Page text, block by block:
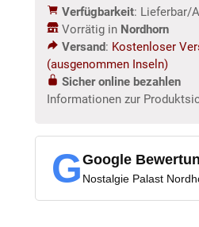
Verfügbarkeit: Lieferbar/
Vorrätig in Nordhorn
Versand: Kostenloser
(ausgenommen Inseln)
Sicher online bezahlen
Informationen zur
GGoogle
Nostalgie Palast